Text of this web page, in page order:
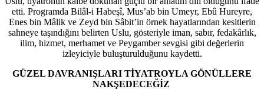
etti. Programda Bilâl-i Habeşî, Mus’ab bin Umeyr, Ebû Hureyre,
Enes bin Mâlik ve Zeyd bin Sâbit’in örnek hayatlarından kesitlerin
sahneye taşındığını belirten Uslu, gösteriyle iman, sabır, fedakârlık,
ilim, hizmet, merhamet ve Peygamber sevgisi gibi değerlerin
izleyiciyle buluşturulduğunu kaydetti.
GÜZEL DAVRANIŞLARI TİYATROYLA GÖNÜLLERE
NAKŞEDECEĞİZ